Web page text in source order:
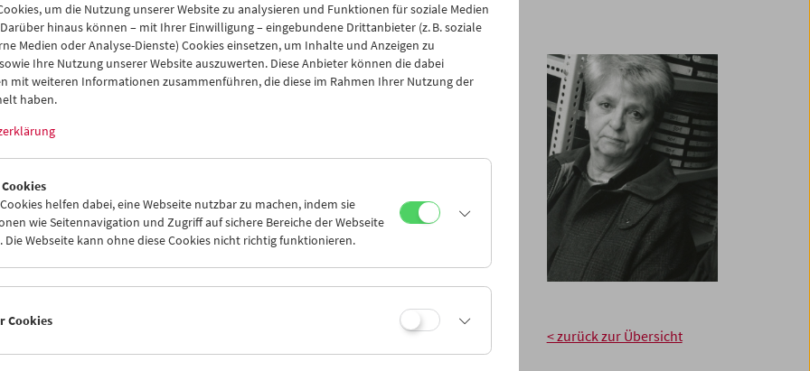
2019
Schlemmer – 50 Jahre im Filmmuseum
des Filmmuseums dankt Edith Schlemmer, der langjährigen Archivleiterin des
für 50 Jahre unermüdlichen Einsatzes in der Sammlung des Österreichischen
und Filmbegeisterten. Bis heute ist Edith Schlemmer als Konsulentin in der
des Filmmuseums tätig.
die in der Filmkopieranstalt Listo Film den filmtechnischen Beruf erlernt
1969 ihre Arbeit in der Filmsammlung des Österreichischen Filmmuseums. Ihre
in der Filmsammlung erweiterten sich sukzessive: von der systematischen
aller Kopien, die sich durch das Haus bewegten, in sogenannten Eingangsbüchern
Verfolgbarkeit) bis zur Koordination des Leihverkehrs; von der Verwaltung
< zurück zur Übersicht
um die Nutzung unserer Website zu analysieren und Funktionen für soziale Medien
hinaus können – mit Ihrer Einwilligung – eingebundene Drittanbieter (z. B. soziale
Medien oder Analyse-Dienste) Cookies einsetzen, um Inhalte und Anzeigen zu
Ihre Nutzung unserer Website auszuwerten. Diese Anbieter können die dabei
mit weiteren Informationen zusammenführen, die diese im Rahmen Ihrer Nutzung der
haben.
helfen dabei, eine Webseite nutzbar zu machen, indem sie
wie Seitennavigation und Zugriff auf sichere Bereiche der Webseite
Die Webseite kann ohne diese Cookies nicht richtig funktionieren.
Cookies